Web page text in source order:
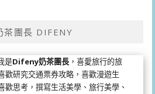
茶團長 DIFENY
是Difeny奶茶團長 ，喜愛旅行的旅
歡研究交通票券攻略，喜歡漫遊生
歡思考，撰寫生活美學、旅行美學、